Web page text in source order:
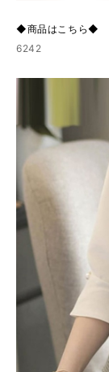
◆商品はこちら◆
6242